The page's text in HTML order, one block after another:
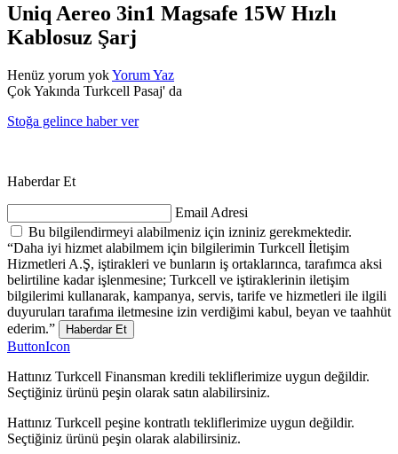
Uniq Aereo 3in1 Magsafe 15W Hızlı
Kablosuz Şarj
Henüz yorum yokYorum Yaz
Çok Yakında Turkcell Pasaj' da
Stoğa gelince haber ver
Haberdar Et
Email Adresi
Bu bilgilendirmeyi alabilmeniz için izniniz gerekmektedir.
“Daha iyi hizmet alabilmem için bilgilerimin Turkcell İletişim
Hizmetleri A.Ş, iştirakleri ve bunların iş ortaklarınca, tarafımca aksi
belirtiline kadar işlenmesine; Turkcell ve iştiraklerinin iletişim
bilgilerimi kullanarak, kampanya, servis, tarife ve hizmetleri ile ilgili
duyuruları tarafıma iletmesine izin verdiğimi kabul, beyan ve taahhüt
ederim.”
Haberdar Et
ButtonIcon
Hattınız Turkcell Finansman kredili tekliflerimize uygun değildir.
Seçtiğiniz ürünü peşin olarak satın alabilirsiniz.
Hattınız Turkcell peşine kontratlı tekliflerimize uygun değildir.
Seçtiğiniz ürünü peşin olarak alabilirsiniz.